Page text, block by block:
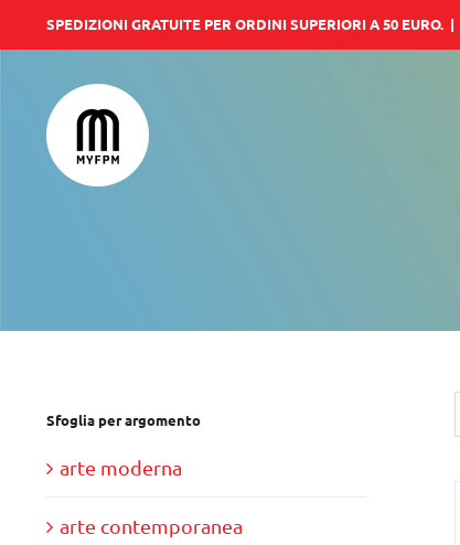
al
contenuto
SPEDIZIONI GRATUITE PER ORDINI SUPERIORI A 50 EURO. |
Sfoglia per argomento
arte moderna
arte contemporanea